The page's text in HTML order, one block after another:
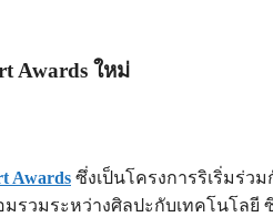
Awards ใหม่
Awards ซึ่งเป็นโครงการริเริ่มร่ว
มระหว่างศิลปะกับเทคโนโลยี